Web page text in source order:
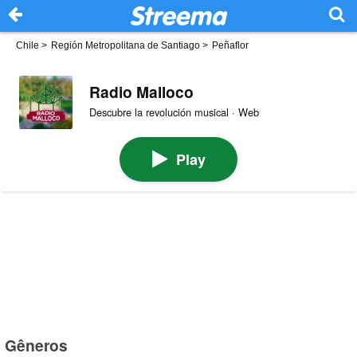
Chile > Región Metropolitana de Santiago > Peñaflor
Radio Malloco
Descubre la revolución musical · Web
Play
Gêneros